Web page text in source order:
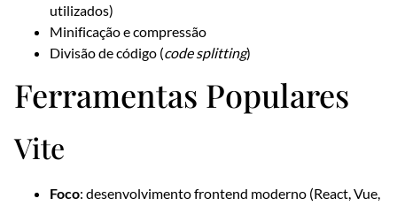
utilizados)
Minificação e compressão
Divisão de código (code splitting)
Ferramentas Populares
Vite
Foco: desenvolvimento frontend moderno (React, Vue,